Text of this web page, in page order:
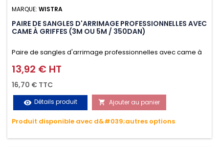
MARQUE: WISTRA
PAIRE DE SANGLES D'ARRIMAGE PROFESSIONNELLES AVEC
CAME À GRIFFES (3M OU 5M / 350DAN)
Paire de sangles d'arrimage professionnelles avec came à
griffes (3M ou 5M / 350daN), simple et rapide d'utilisation.
Permet d'arrimer et de sécuriser vos chargements pendant
le transport. Matière polyester très résistante aux UV et aux
variations de températures, n'absorbe pas l'eau.
Prix
13,92 € HT
16,70 € TTC
visibility Détails produit  Ajouter au panier
Produit disponible avec d&#039;autres options